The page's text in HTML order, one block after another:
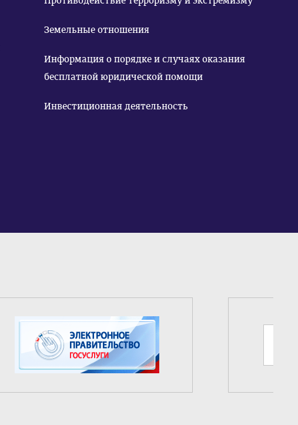
Земельные отношения
Информация о порядке и случаях оказания
бесплатной юридической помощи
Инвестиционная деятельность